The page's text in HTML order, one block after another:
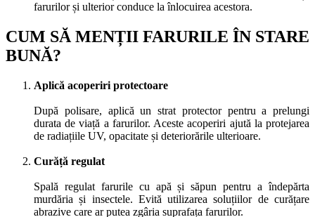
farurilor și ulterior conduce la înlocuirea acestora.
CUM SĂ MENȚII FARURILE ÎN STARE
BUNĂ?
Aplică acoperiri protectoare
După polisare, aplică un strat protector pentru a prelungi
durata de viață a farurilor. Aceste acoperiri ajută la protejarea
de radiațiile UV, opacitate și deteriorările ulterioare.
Curăță regulat
Spală regulat farurile cu apă și săpun pentru a îndepărta
murdăria și insectele. Evită utilizarea soluțiilor de curățare
abrazive care ar putea zgâria suprafața farurilor.